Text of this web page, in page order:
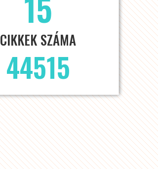
CIKKEK SZÁMA
44515